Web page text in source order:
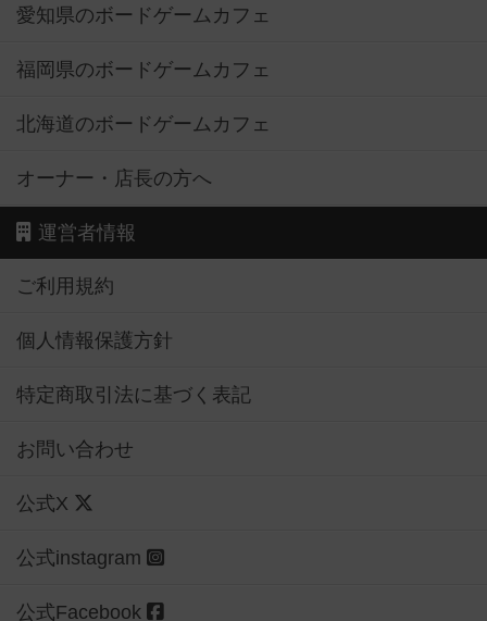
愛知県のボードゲームカフェ
福岡県のボードゲームカフェ
北海道のボードゲームカフェ
オーナー・店長の方へ
運営者情報
ご利用規約
個人情報保護方針
特定商取引法に基づく表記
お問い合わせ
公式X
公式instagram
公式Facebook